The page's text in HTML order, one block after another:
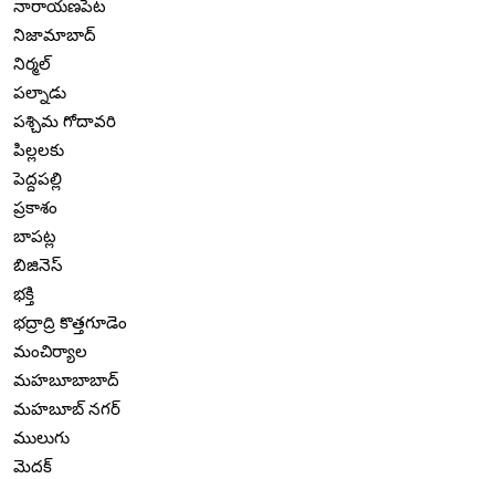
నారాయణపేట
నిజామాబాద్
నిర్మల్
పల్నాడు
పశ్చిమ గోదావరి
పిల్లలకు
పెద్దపల్లి
ప్రకాశం
బాపట్ల
బిజినెస్
భక్తి
భద్రాద్రి కొత్తగూడెం
మంచిర్యాల
మహబూబాబాద్
మహబూబ్ నగర్
ములుగు
మెదక్